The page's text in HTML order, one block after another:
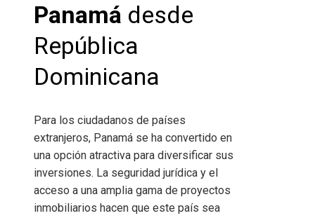
Panamá desde
República
Dominicana
Para los ciudadanos de países
extranjeros, Panamá se ha convertido en
una opción atractiva para diversificar sus
inversiones. La seguridad jurídica y el
acceso a una amplia gama de proyectos
inmobiliarios hacen que este país sea